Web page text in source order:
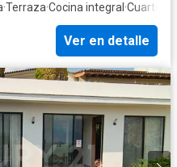
·Terraza·Cocina integral ·Cuarto
Ver en detalle